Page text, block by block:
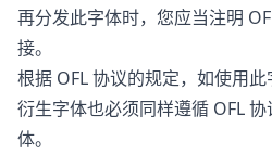
再分发此字体时，您应当注明
接。
根据 OFL 协议的规定，如使用
衍生字体也必须同样遵循 OFL
体。